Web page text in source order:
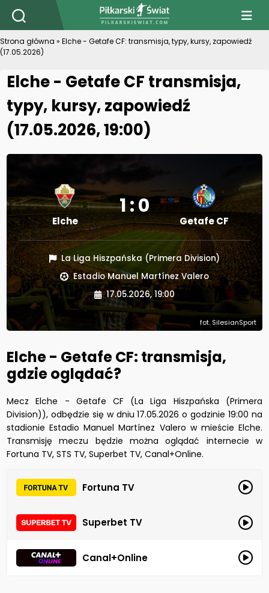
PiłkarskiSwiat.com
Strona główna » Elche - Getafe CF: transmisja, typy, kursy, zapowiedź
(17.05.2026)
Elche - Getafe CF transmisja,
typy, kursy, zapowiedź
(17.05.2026, 19:00)
Elche
1 : 0
Getafe CF
La Liga Hiszpańska (Primera Division)
Estadio Manuel Martínez Valero
17.05.2026, 19:00
fot. SilesianSport
Elche - Getafe CF: transmisja,
gdzie oglądać?
Mecz Elche - Getafe CF (La Liga Hiszpańska (Primera
Division)), odbędzie się w dniu 17.05.2026 o godzinie 19:00 na
stadionie Estadio Manuel Martínez Valero w mieście Elche.
Transmisję meczu będzie można oglądać internecie w
Fortuna TV, STS TV, Superbet TV, Canal+Online.
Fortuna TV
Superbet TV
Canal+Online